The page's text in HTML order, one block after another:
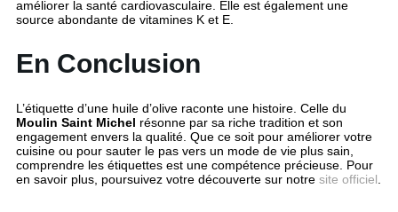
améliorer la santé cardiovasculaire. Elle est également une
source abondante de vitamines K et E.
En Conclusion
L’étiquette d’une huile d’olive raconte une histoire. Celle du
Moulin Saint Michel résonne par sa riche tradition et son
engagement envers la qualité. Que ce soit pour améliorer votre
cuisine ou pour sauter le pas vers un mode de vie plus sain,
comprendre les étiquettes est une compétence précieuse. Pour
en savoir plus, poursuivez votre découverte sur notre site officiel.